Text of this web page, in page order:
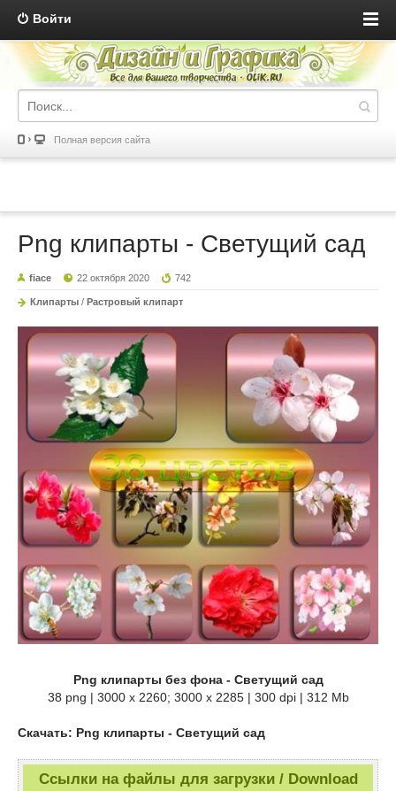
Войти
Полная версия сайта
Png клипарты - Светущий сад
fiace 22 октября 2020 742
Клипарты / Растровый клипарт
Png клипарты без фона - Светущий сад
38 png | 3000 x 2260; 3000 х 2285 | 300 dpi | 312 Mb
Скачать: Png клипарты - Светущий сад
Ссылки на файлы для загрузки / Download